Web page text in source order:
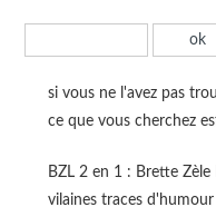
si vous ne l'avez pas
ce que vous cherchez
BZL 2 en 1 : Brette
vilaines traces